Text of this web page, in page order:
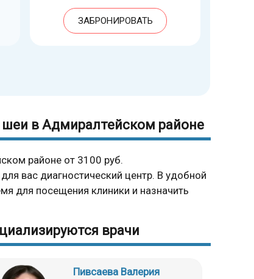
ЗАБРОНИРОВАТЬ
шеи в Адмиралтейском районе
районе от 3100 руб.
вас диагностический центр. В удобной
для посещения клиники и назначить
врачи
Пивсаева Валерия